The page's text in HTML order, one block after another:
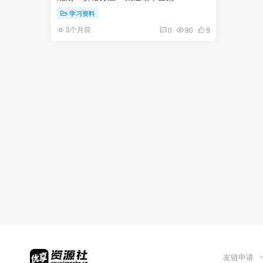
学习资料
3个月前 0 90 9
友链申请